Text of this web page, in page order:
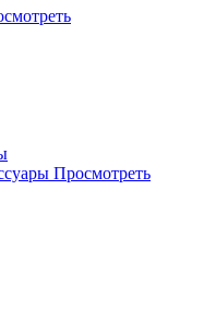
Просмотреть